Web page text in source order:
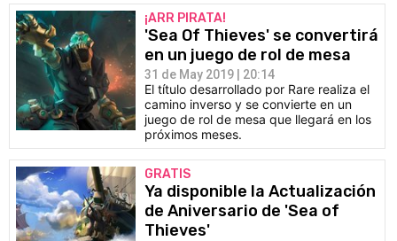
¡ARR PIRATA!
'Sea Of Thieves' se convertirá
en un juego de rol de mesa
31 de May 2019 | 20:14
El título desarrollado por Rare realiza el
camino inverso y se convierte en un
juego de rol de mesa que llegará en los
próximos meses.
GRATIS
Ya disponible la Actualización
de Aniversario de 'Sea of
Thieves'